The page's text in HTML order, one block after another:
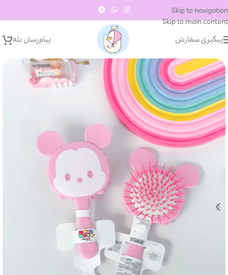
Skip to navigation
Skip to main content
پیگیری سفارش
پیام‌رسان‌ بله